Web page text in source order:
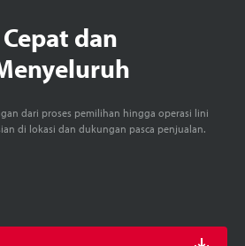
dan
dari proses pemilihan hingga operasi lini
di lokasi dan dukungan pasca penjualan.